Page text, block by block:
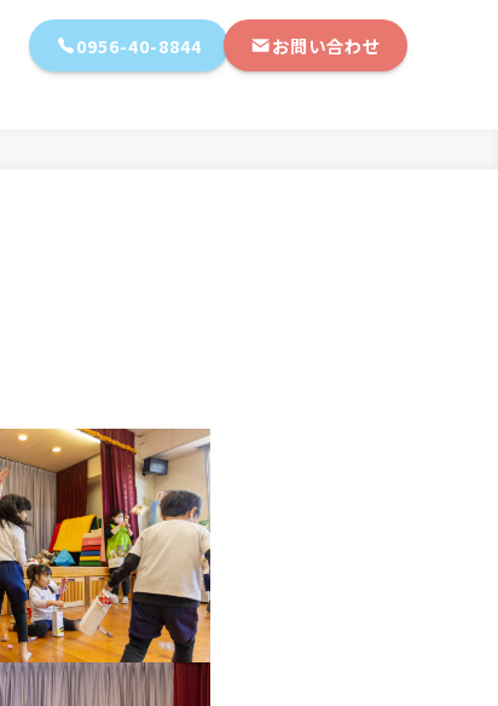
0956-40-8844 お問い合わせ